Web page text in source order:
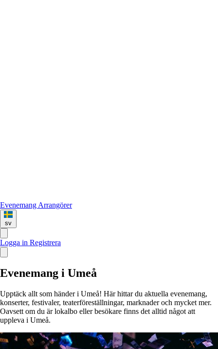
Evenemang Arrangörer
sv
Logga in Registrera
Evenemang i Umeå
Upptäck allt som händer i Umeå! Här hittar du aktuella evenemang,
konserter, festivaler, teaterföreställningar, marknader och mycket mer.
Oavsett om du är lokalbo eller besökare finns det alltid något att
uppleva i Umeå.